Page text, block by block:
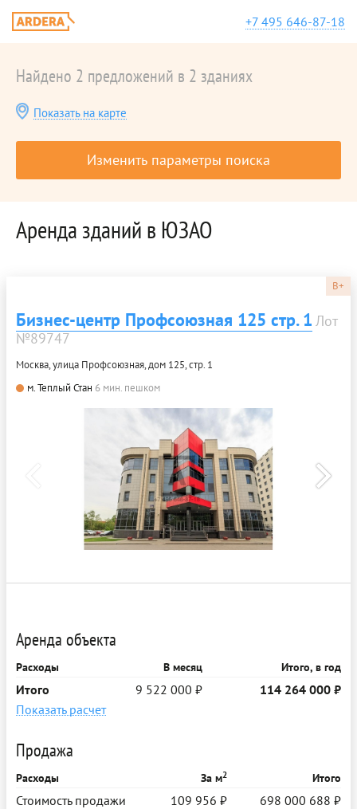
+7 495 646-87-18
Найдено 2 предложений в 2 зданиях
Показать на карте
Изменить параметры поиска
Аренда зданий в ЮЗАО
B+
Бизнес-центр Профсоюзная 125 стр. 1 Лот
№89747
Москва, улица Профсоюзная, дом 125, стр. 1
м. Теплый Стан 6 мин. пешком
Аренда объекта
Расходы В месяц Итого, в год
Итого 9 522 000 ₽
114 264 000 ₽
Показать расчет
Продажа
Расходы За м2 Итого
Стоимость продажи 109 956 ₽ 698 000 688 ₽